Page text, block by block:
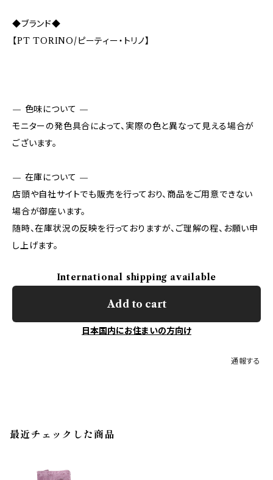
◆ブランド◆
【PT TORINO/ピーティー・トリノ】
— 色味について —
モニターの発色具合によって、実際の色と異なって見える場合が
ございます。
— 在庫について —
店頭や自社サイトでも販売を行っており、商品をご用意できない
場合が御座います。
随時、在庫状況の反映を行っておりますが、ご理解の程、お願い申
し上げます。
International shipping available
Add to cart
日本国内にお住まいの方向け
通報する
最近チェックした商品